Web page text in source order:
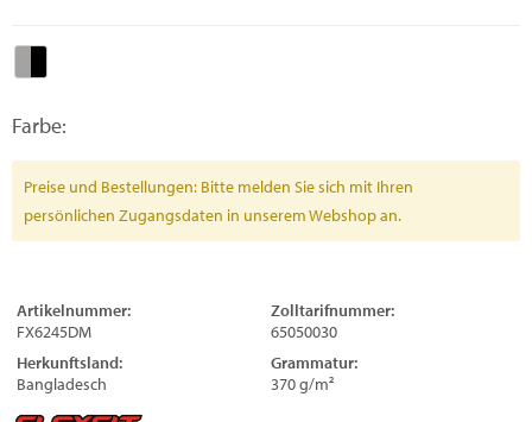
Farbe:
Preise und Bestellungen: Bitte melden Sie sich mit Ihren
persönlichen Zugangsdaten in unserem Webshop an.
Artikelnummer:
FX6245DM
Zolltarifnummer:
65050030
Herkunftsland:
Bangladesch
Grammatur:
370 g/m²